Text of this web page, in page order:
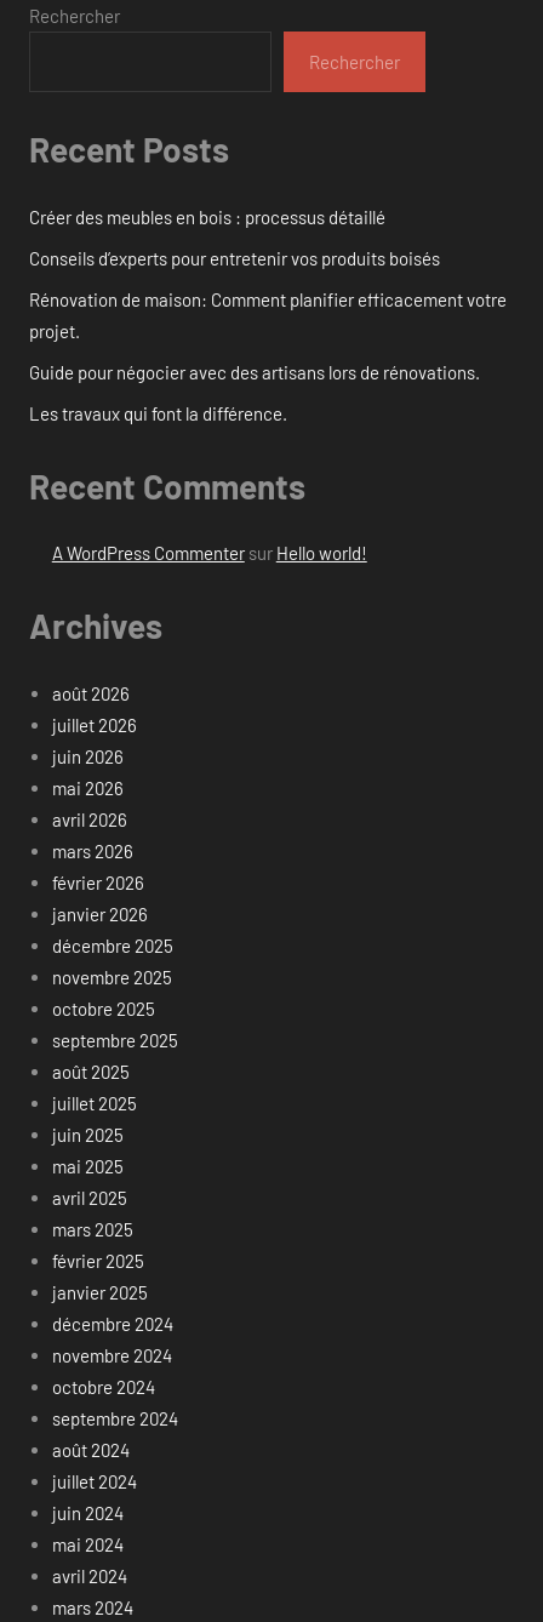
Rechercher
Rechercher
Recent Posts
Créer des meubles en bois : processus détaillé
Conseils d’experts pour entretenir vos produits boisés
Rénovation de maison: Comment planifier efficacement votre
projet.
Guide pour négocier avec des artisans lors de rénovations.
Les travaux qui font la différence.
Recent Comments
A WordPress Commentersur Hello world!
Archives
août 2026
juillet 2026
juin 2026
mai 2026
avril 2026
mars 2026
février 2026
janvier 2026
décembre 2025
novembre 2025
octobre 2025
septembre 2025
août 2025
juillet 2025
juin 2025
mai 2025
avril 2025
mars 2025
février 2025
janvier 2025
décembre 2024
novembre 2024
octobre 2024
septembre 2024
août 2024
juillet 2024
juin 2024
mai 2024
avril 2024
mars 2024